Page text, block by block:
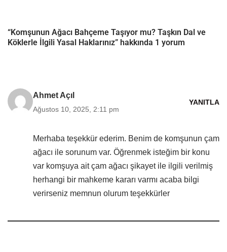
“Komşunun Ağacı Bahçeme Taşıyor mu? Taşkın Dal ve
Köklerle İlgili Yasal Haklarınız” hakkında 1 yorum
Ahmet Açıl
Ağustos 10, 2025, 2:11 pm
YANITLA
Merhaba teşekkür ederim. Benim de komşunun çam
ağacı ile sorunum var. Öğrenmek isteğim bir konu
var komşuya ait çam ağacı şikayet ile ilgili verilmiş
herhangi bir mahkeme kararı varmı acaba bilgi
verirseniz memnun olurum teşekkürler